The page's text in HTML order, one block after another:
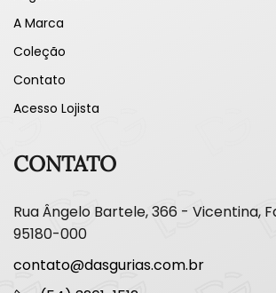
A Marca
Coleção
Contato
Acesso Lojista
CONTATO
Rua Ângelo Bartele, 366 - Vicentina,
95180-000
contato@dasgurias.com.br